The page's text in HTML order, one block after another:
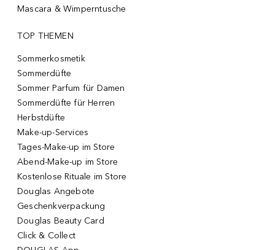
Mascara & Wimperntusche
TOP THEMEN
Sommerkosmetik
Sommerdüfte
Sommer Parfum für Damen
Sommerdüfte für Herren
Herbstdüfte
Make-up-Services
Tages-Make-up im Store
Abend-Make-up im Store
Kostenlose Rituale im Store
Douglas Angebote
Geschenkverpackung
Douglas Beauty Card
Click & Collect